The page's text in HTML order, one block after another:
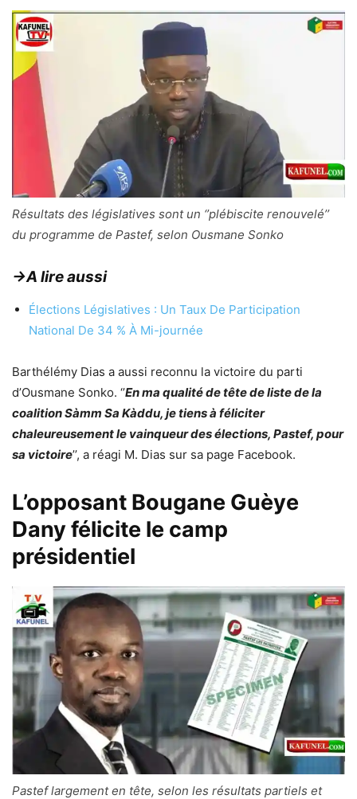
Résultats des législatives sont un ‘’plébiscite renouvelé’’
du programme de Pastef, selon Ousmane Sonko
→A lire aussi
Élections Législatives : Un Taux De Participation
National De 34 % À Mi-journée
Barthélémy Dias a aussi reconnu la victoire du parti
d’Ousmane Sonko. ‘’En ma qualité de tête de liste de la
coalition Sàmm Sa Kàddu, je tiens à féliciter
chaleureusement le vainqueur des élections, Pastef, pour
sa victoire’’, a réagi M. Dias sur sa page Facebook.
L’opposant Bougane Guèye
Dany félicite le camp
présidentiel
Pastef largement en tête, selon les résultats partiels et